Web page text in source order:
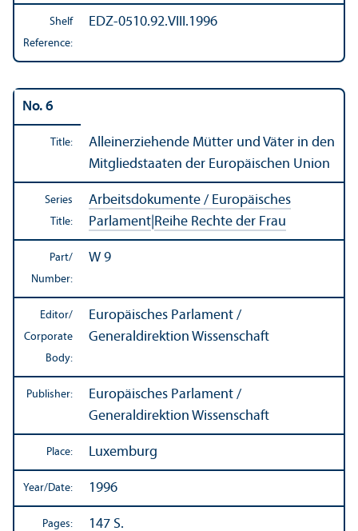
Shelf
Reference:
EDZ-0510.92.VIII.1996
No. 6
Title:
Alleinerziehende Mütter und Väter in den
Mitgliedstaaten der Europäischen Union
Series
Title:
Arbeitsdokumente / Europäisches
Parlament Reihe Rechte der Frau
Part/
Number:
W 9
Editor/
Corporate
Body:
Europäisches Parlament /
Generaldirektion Wissenschaft
Publisher:
Europäisches Parlament /
Generaldirektion Wissenschaft
Place: Luxemburg
Year/Date: 1996
Pages: 147 S.